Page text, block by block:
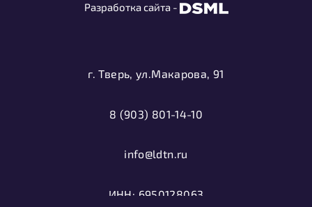
Разработка сайта -
г. Тверь, ул.Макарова, 91
8 (903) 801-14-10
info@ldtn.ru
ИНН: 6950128063